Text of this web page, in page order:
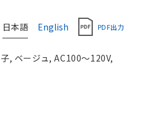
日本語 English PDF出力
, ベージュ, AC100～120V,